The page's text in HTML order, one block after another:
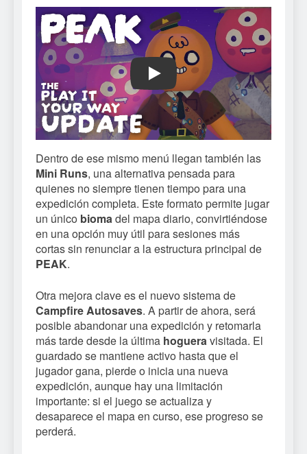
Play
Dentro de ese mismo menú llegan también las
Mini Runs, una alternativa pensada para
quienes no siempre tienen tiempo para una
expedición completa. Este formato permite jugar
un único bioma del mapa diario, convirtiéndose
en una opción muy útil para sesiones más
cortas sin renunciar a la estructura principal de
PEAK.
Otra mejora clave es el nuevo sistema de
Campfire Autosaves. A partir de ahora, será
posible abandonar una expedición y retomarla
más tarde desde la última hoguera visitada. El
guardado se mantiene activo hasta que el
jugador gana, pierde o inicia una nueva
expedición, aunque hay una limitación
importante: si el juego se actualiza y
desaparece el mapa en curso, ese progreso se
perderá.